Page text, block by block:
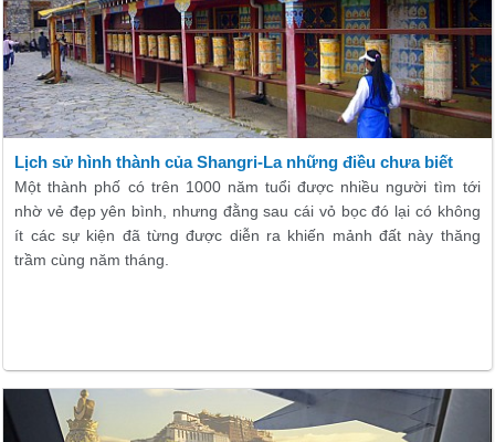
Lịch sử hình thành của Shangri-La những điều chưa biết
Một thành phố có trên 1000 năm tuổi được nhiều người tìm tới
nhờ vẻ đẹp yên bình, nhưng đằng sau cái vỏ bọc đó lại có không
ít các sự kiện đã từng được diễn ra khiến mảnh đất này thăng
trầm cùng năm tháng.